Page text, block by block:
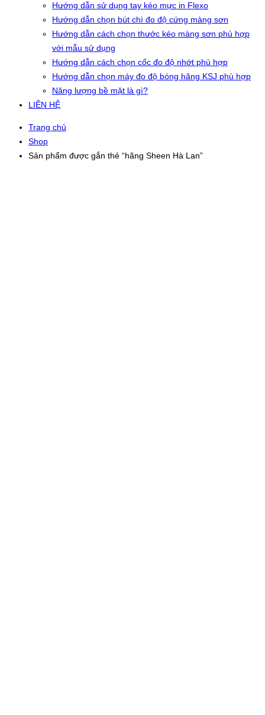
Hướng dẫn sử dụng tay kéo mực in Flexo
Hướng dẫn chọn bút chì đo độ cứng màng sơn
Hướng dẫn cách chọn thước kéo màng sơn phù hợp
với mẫu sử dụng
Hướng dẫn cách chọn cốc đo độ nhớt phù hợp
Hướng dẫn chọn máy đo độ bóng hãng KSJ phù hợp
Năng lượng bề mặt là gì?
LIÊN HỆ
Trang chủ
Shop
Sản phẩm được gắn thẻ “hãng Sheen Hà Lan”